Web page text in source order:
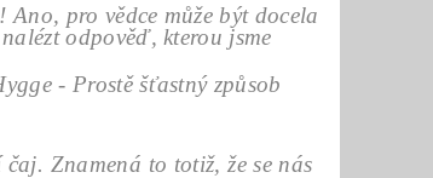
pro vědce může být docela
odpověď, kterou jsme
způsob
Znamená to totiž, že se nás